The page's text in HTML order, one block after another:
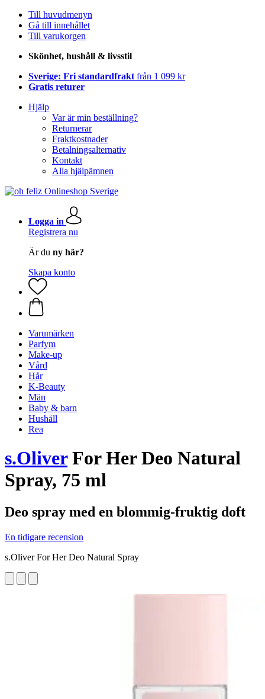
Till huvudmenyn
Gå till innehållet
Till varukorgen
Skönhet, hushåll & livsstil
Sverige: Fri standardfrakt från 1 099 kr
Gratis returer
Hjälp
Var är min beställning?
Returnerar
Fraktkostnader
Betalningsalternativ
Kontakt
Alla hjälpämnen
Logga in
Registrera nu
Är du ny här?
Skapa konto
Varumärken
Parfym
Make-up
Vård
Hår
K-Beauty
Män
Baby & barn
Hushåll
Rea
s.OliverFor Her Deo Natural
Spray, 75 ml
Deo spray med en blommig-fruktig doft
En tidigare recension
s.Oliver For Her Deo Natural Spray